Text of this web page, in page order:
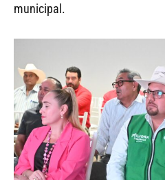
municipal.